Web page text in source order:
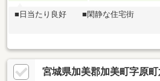
■日当たり良好 ■閑静な住宅街
宮城県加美郡加美町字原